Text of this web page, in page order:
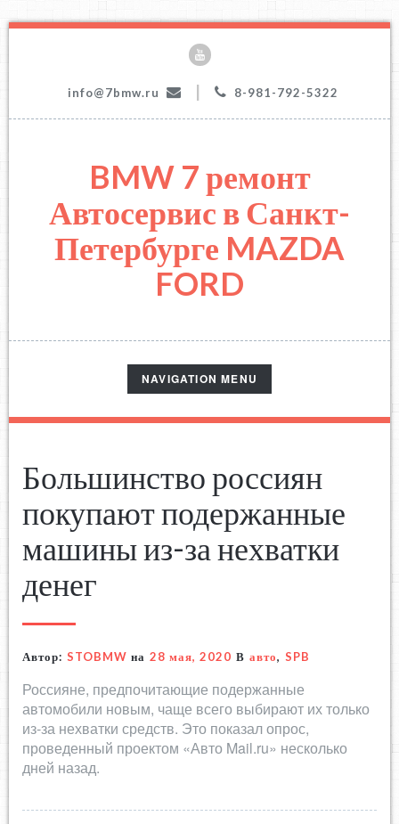
info@7bmw.ru 8-981-792-5322
BMW 7 ремонт
Автосервис в Санкт-
Петербурге MAZDA
FORD
TOGGLE
NAVIGATION
NAVIGATION MENU
Большинство россиян
покупают подержанные
машины из-за нехватки
денег
Автор: STOBMW на 28 мая, 2020 В авто, SPB
Россияне, предпочитающие подержанные
автомобили новым, чаще всего выбирают их только
из-за нехватки средств. Это показал опрос,
проведенный проектом «Авто Mail.ru» несколько
дней назад.